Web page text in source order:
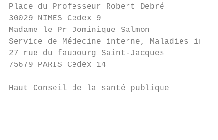
Place du Professeur Robert Debré
30029 NIMES Cedex 9
Madame le Pr Dominique Salmon
Service de Médecine interne, Maladies
27 rue du faubourg Saint-Jacques
75679 PARIS Cedex 14
Haut Conseil de la santé